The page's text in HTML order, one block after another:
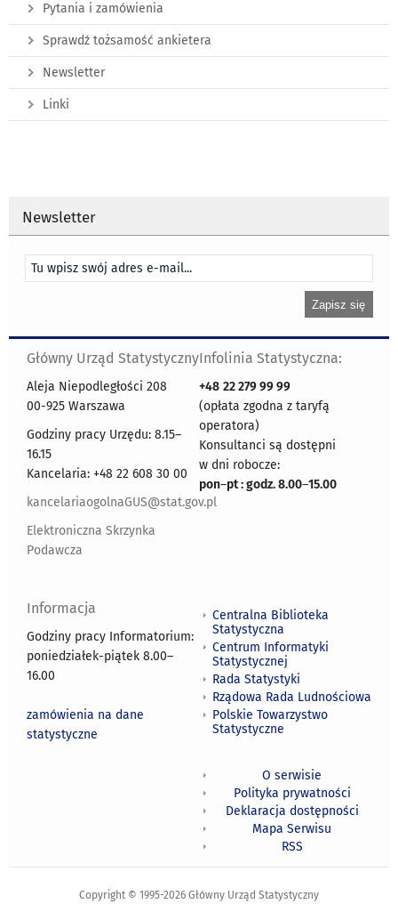
Pytania i zamówienia
Sprawdź tożsamość ankietera
Newsletter
Linki
Newsletter
Główny Urząd Statystyczny
Aleja Niepodległości 208
00-925 Warszawa
Godziny pracy Urzędu: 8.15–
16.15
Kancelaria: +48 22 608 30 00
kancelariaogolnaGUS@stat.gov.pl
Elektroniczna Skrzynka
Podawcza
Infolinia Statystyczna:
+48 22 279 99 99
(opłata zgodna z taryfą
operatora)
Konsultanci są dostępni
w dni robocze:
pon–pt : godz. 8.00–15.00
Informacja
Godziny pracy Informatorium:
poniedziałek-piątek 8.00–
16.00
zamówienia na dane
statystyczne
Centralna Biblioteka
Statystyczna
Centrum Informatyki
Statystycznej
Rada Statystyki
Rządowa Rada Ludnościowa
Polskie Towarzystwo
Statystyczne
O serwisie
Polityka prywatności
Deklaracja dostępności
Mapa Serwisu
RSS
Copyright © 1995-2026 Główny Urząd Statystyczny